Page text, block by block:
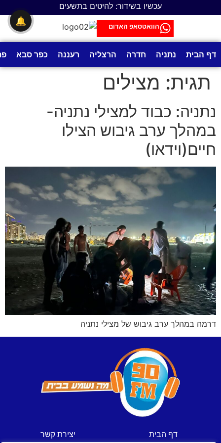
עכשיו בשידור: להיטים בתשעים
הוואטסאפ האדום
דף הבית נתניה חדרה הרצליה רעננה כפר סבא
תגית: מצילים
נתניה: כבוד למצילי נתניה-
במהלך ערב גיבוש הצילו
חיים(וידאו)
דרמה במהלך ערב גיבוש של מצילי נתניה
דף הבית
יצירת קשר
🔔